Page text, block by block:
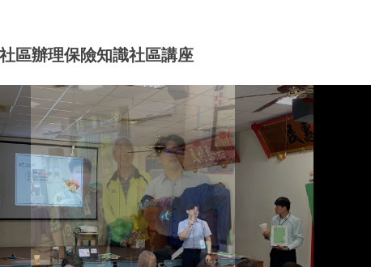
區辦理保險知識社區講座